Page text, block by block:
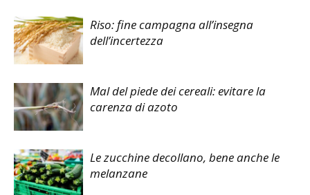
Riso: fine campagna all’insegna
dell’incertezza
Mal del piede dei cereali: evitare la
carenza di azoto
Le zucchine decollano, bene anche le
melanzane